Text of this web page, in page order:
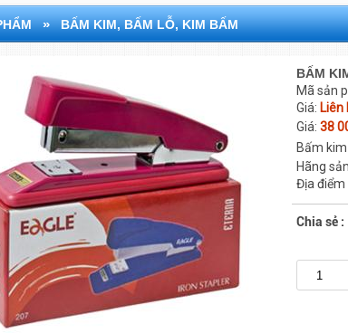
» BẤM KIM, BẤM LỖ, KIM BẤM
BẤM
Mã sản
Giá: Liên
Giá: 38
Bấm
Hãng
Địa điểm
Chia sẻ :